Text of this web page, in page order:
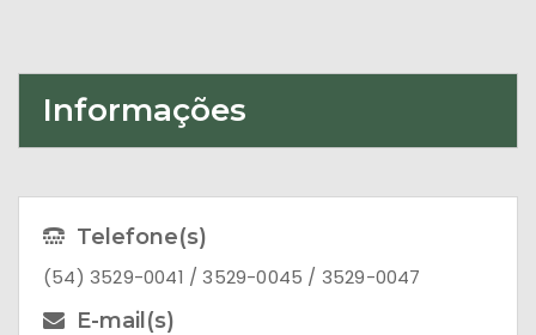
Informações
Telefone(s)
(54) 3529-0041 / 3529-0045 / 3529-0047
E-mail(s)